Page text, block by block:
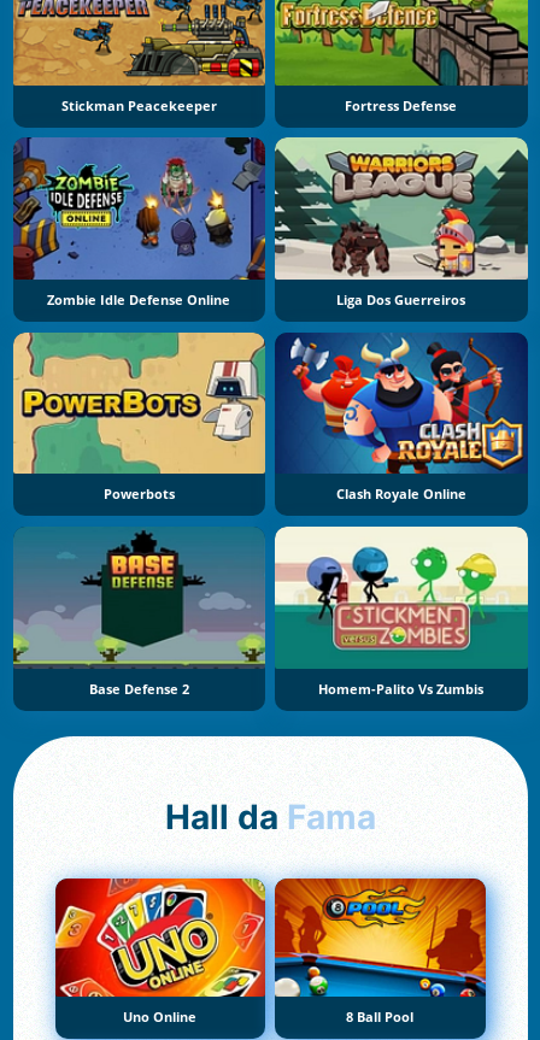
Stickman Peacekeeper Fortress Defense
Zombie Idle Defense Online Liga Dos Guerreiros
Powerbots Clash Royale Online
Base Defense 2 Homem-Palito Vs Zumbis
Hall da Fama
Uno Online 8 Ball Pool